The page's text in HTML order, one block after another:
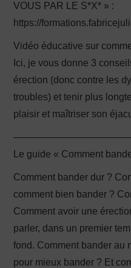
VOUS PAR LE S*X* » :
https://
Vidéo éducative sur
Ici, je vous donne 3
érection (donc contre les
troubles) et tenir plus
plaisir et maîtriser son
Le guide « Comment
Comment bander dur ?
comment bien bander ?
Comment avoir une
parler, dans un premier
fond. Comment bander au
pour mieux bander ? Et